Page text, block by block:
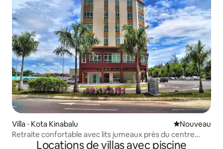
Villa ⋅ Kota Kinabalu Nouvel
Nouveau
Retraite confortable avec lits jumeaux près du centre
commercial Imago, avec Wi-Fi gratuit
Locations de villas avec piscine